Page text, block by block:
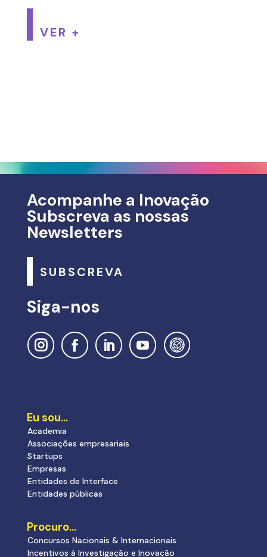
VER +
Acompanhe a Inovação
Subscreva as nossas
Newsletters
SUBSCREVA
Siga-nos
Eu sou…
Academia
Associações empresariais
Startups
Empresas
Entidades de Interface
Entidades públicas
Procuro…
Concursos Nacionais & Internacionais
Incentivos à Investigação e Inovação